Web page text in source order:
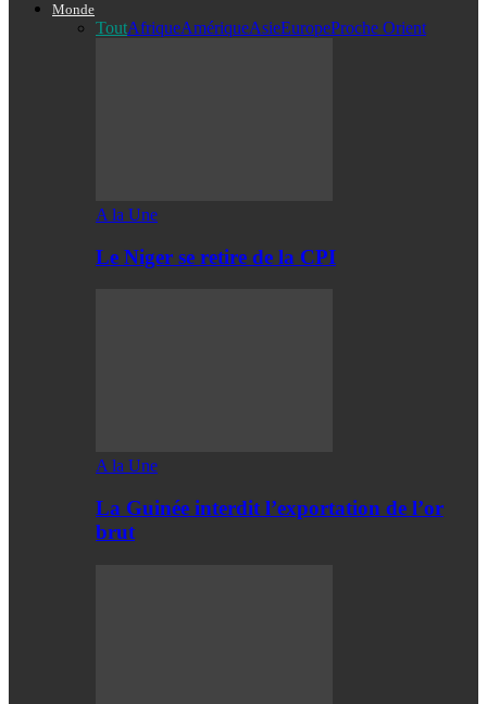
Monde
ToutAfriqueAmériqueAsieEuropeProche Orient
A la Une
Le Niger se retire de la CPI
A la Une
La Guinée interdit l’exportation de l’or
brut